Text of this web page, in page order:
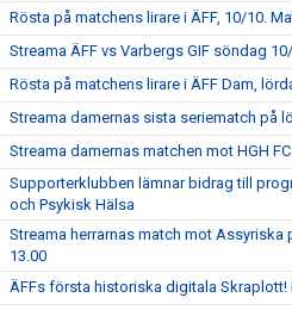
Rösta på matchens lirare i ÄFF, 10/10.
Streama ÄFF vs Varbergs GIF söndag
Rösta på matchens lirare i ÄFF Dam,
Streama damernas sista seriematch på
Streama damernas matchen mot HGH
Supporterklubben lämnar bidrag till
och Psykisk Hälsa
Streama herrarnas match mot Assyriska
13.00
ÄFFs första historiska digitala Skraplott!